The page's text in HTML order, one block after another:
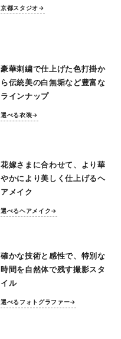
京都スタジオ→
豪華刺繍で仕上げた色打掛か
ら伝統美の白無垢など豊富な
ラインナップ
選べる衣装→
花嫁さまに合わせて、より華
やかにより美しく仕上げるヘ
アメイク
選べるヘアメイク→
確かな技術と感性で、特別な
時間を自然体で残す撮影スタ
イル
選べるフォトグラファー→